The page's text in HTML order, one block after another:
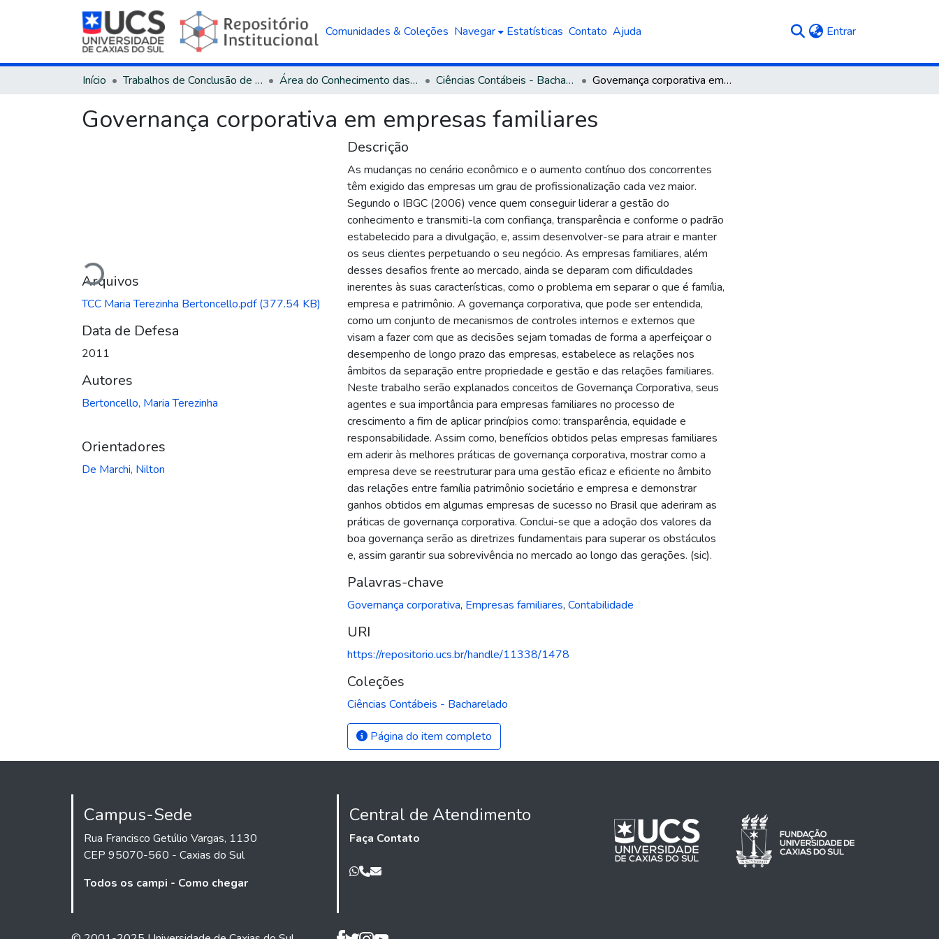
Comunidades & Coleções Navegar Estatísticas Contato Ajuda Entrar(current)
Início Trabalhos de Conclusão de Curso Área do Conhecimento das Ciências Sociais Aplicadas Ciências Contábeis - Bacharelado Governança corporativa em empresas familiares
Governança corporativa em empresas familiares
Carregando...
Arquivos
TCC Maria Terezinha Bertoncello.pdf(377.54 KB)
Data de Defesa
2011
Autores
Bertoncello, Maria Terezinha
Orientadores
De Marchi, Nilton
Descrição
As mudanças no cenário econômico e o aumento contínuo dos concorrentes
têm exigido das empresas um grau de profissionalização cada vez maior.
Segundo o IBGC (2006) vence quem conseguir liderar a gestão do
conhecimento e transmiti-la com confiança, transparência e conforme o padrão
estabelecido para a divulgação, e, assim desenvolver-se para atrair e manter
os seus clientes perpetuando o seu negócio. As empresas familiares, além
desses desafios frente ao mercado, ainda se deparam com dificuldades
inerentes às suas características, como o problema em separar o que é família,
empresa e patrimônio. A governança corporativa, que pode ser entendida,
como um conjunto de mecanismos de controles internos e externos que
visam a fazer com que as decisões sejam tomadas de forma a aperfeiçoar o
desempenho de longo prazo das empresas, estabelece as relações nos
âmbitos da separação entre propriedade e gestão e das relações familiares.
Neste trabalho serão explanados conceitos de Governança Corporativa, seus
agentes e sua importância para empresas familiares no processo de
crescimento a fim de aplicar princípios como: transparência, equidade e
responsabilidade. Assim como, benefícios obtidos pelas empresas familiares
em aderir às melhores práticas de governança corporativa, mostrar como a
empresa deve se reestruturar para uma gestão eficaz e eficiente no âmbito
das relações entre família patrimônio societário e empresa e demonstrar
ganhos obtidos em algumas empresas de sucesso no Brasil que aderiram as
práticas de governança corporativa. Conclui-se que a adoção dos valores da
boa governança serão as diretrizes fundamentais para superar os obstáculos
e, assim garantir sua sobrevivência no mercado ao longo das gerações. (sic).
Palavras-chave
Governança corporativa, Empresas familiares, Contabilidade
URI
https://repositorio.ucs.br/handle/11338/1478
Coleções
Ciências Contábeis - Bacharelado
Página do item completo
Campus-Sede
Rua Francisco Getúlio Vargas, 1130
CEP 95070-560 - Caxias do Sul
Todos os campi - Como chegar
Central de Atendimento
Faça Contato